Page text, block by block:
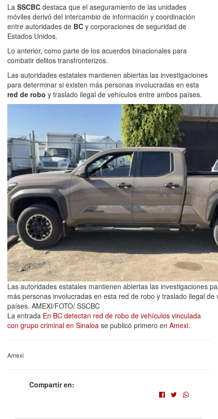
La SSCBC destaca que el aseguramiento de las unidades
móviles derivó del intercambio de información y coordinación
entre autoridades de BC y corporaciones de seguridad de
Estados Unidos.
Lo anterior, como parte de los acuerdos binacionales para
combatir delitos transfronterizos.
Las autoridades estatales mantienen abiertas las investigaciones
para determinar si existen más personas involucradas en esta
red de robo y traslado ilegal de vehículos entre ambos países.
Las autoridades estatales mantienen abiertas las investigaciones
más personas involucradas en esta red de robo y traslado ilegal
países. AMEXI/FOTO/ SSCBC
La entrada En BC detectan red de robo de vehículos vinculada
con grupo criminal en Sinaloa se publicó primero en Amexi.
Amexi
Compartir en: